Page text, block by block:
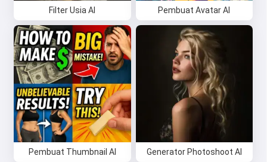
Filter Usia AI Pembuat Avatar AI
Pembuat Thumbnail AI Generator Photoshoot AI